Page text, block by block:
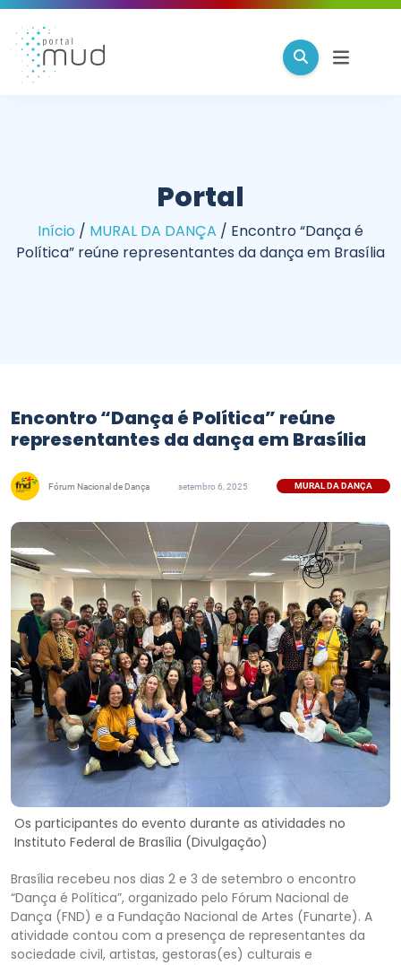
Portal
Início / MURAL DA DANÇA / Encontro “Dança é
Política” reúne representantes da dança em Brasília
Encontro “Dança é Política” reúne
representantes da dança em Brasília
Fórum Nacional de Dança setembro 6, 2025 MURAL DA DANÇA
Os participantes do evento durante as atividades no
Instituto Federal de Brasília (Divulgação)
Brasília recebeu nos dias 2 e 3 de setembro o encontro
“Dança é Política”, organizado pelo Fórum Nacional de
Dança (FND) e a Fundação Nacional de Artes (Funarte). A
atividade contou com a presença de representantes da
sociedade civil, artistas, gestoras(es) culturais e